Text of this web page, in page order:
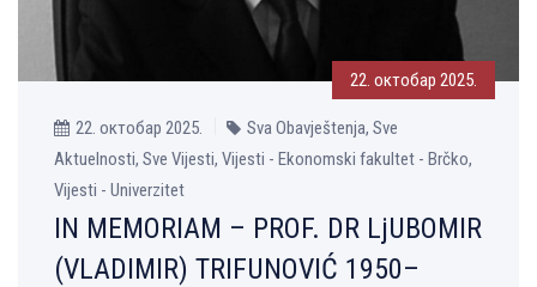
22. октобар 2025.
22. октобар 2025.
Sva Obavještenja, Sve
Aktuelnosti, Sve Vijesti, Vijesti - Ekonomski fakultet - Brčko,
Vijesti - Univerzitet
IN MEMORIAM – PROF. DR LjUBOMIR
(VLADIMIR) TRIFUNOVIĆ 1950–